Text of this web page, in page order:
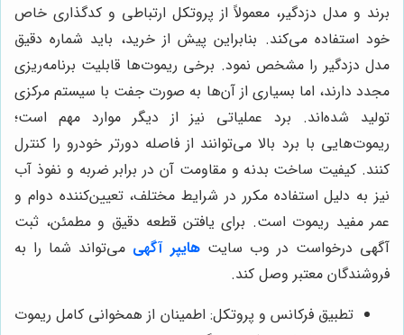
برند و مدل دزدگیر، معمولاً از پروتکل ارتباطی و کدگذاری خاص
خود استفاده می‌کند. بنابراین پیش از خرید، باید شماره دقیق
مدل دزدگیر را مشخص نمود. برخی ریموت‌ها قابلیت برنامه‌ریزی
مجدد دارند، اما بسیاری از آن‌ها به صورت جفت با سیستم مرکزی
تولید شده‌اند. برد عملیاتی نیز از دیگر موارد مهم است؛
ریموت‌هایی با برد بالا می‌توانند از فاصله دورتر خودرو را کنترل
کنند. کیفیت ساخت بدنه و مقاومت آن در برابر ضربه و نفوذ آب
نیز به دلیل استفاده مکرر در شرایط مختلف، تعیین‌کننده دوام و
عمر مفید ریموت است. برای یافتن قطعه دقیق و مطمئن، ثبت
آگهی درخواست در وب سایتهایپر آگهی می‌تواند شما را به
فروشندگان معتبر وصل کند.
تطبیق فرکانس و پروتکل: اطمینان از همخوانی کامل ریموت